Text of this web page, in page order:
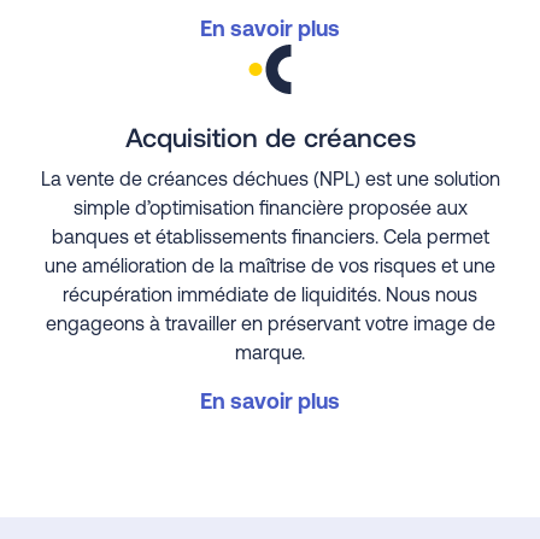
En savoir plus
Acquisition de créances
La vente de créances déchues (NPL) est une solution
simple d’optimisation financière proposée aux
banques et établissements financiers. Cela permet
une amélioration de la maîtrise de vos risques et une
récupération immédiate de liquidités. Nous nous
engageons à travailler en préservant votre image de
marque.
En savoir plus